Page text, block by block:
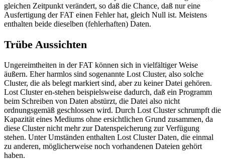
gleichen Zeitpunkt verändert, so daß die Chance, daß nur eine
Ausfertigung der FAT einen Fehler hat, gleich Null ist. Meistens
enthalten beide dieselben (fehlerhaften) Daten.
Trübe Aussichten
Ungereimtheiten in der FAT können sich in vielfältiger Weise
äußern. Eher harmlos sind sogenannte Lost Cluster, also solche
Cluster, die als belegt markiert sind, aber zu keiner Datei gehören.
Lost Cluster en-stehen beispielsweise dadurch, daß ein Programm
beim Schreiben von Daten abstürzt, die Datei also nicht
ordnungsgemäß geschlossen wird. Durch Lost Cluster schrumpft die
Kapazität eines Mediums ohne ersichtlichen Grund zusammen, da
diese Cluster nicht mehr zur Datenspeicherung zur Verfügung
stehen. Unter Umständen enthalten Lost Cluster Daten, die einmal
zu anderen, möglicherweise noch vorhandenen Dateien gehört
haben.